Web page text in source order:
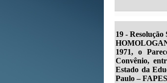
19 - Resolução
1971, o
Convênio,
Estado da
Paulo –